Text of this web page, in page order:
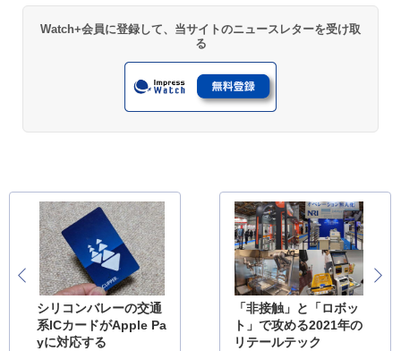
Watch+会員に登録して、当サイトのニュースレターを受け取
る
シリコンバレーの交通
系ICカードがApple Pa
yに対応する
「非接触」と「ロボッ
ト」で攻める2021年の
リテールテック